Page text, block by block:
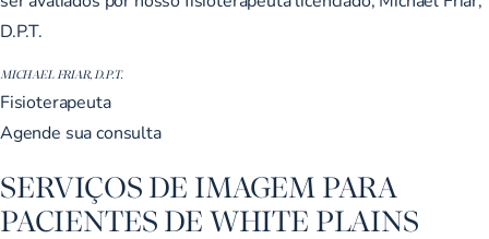
D.P.T.
MICHAEL FRIAR, D.P.T.
Fisioterapeuta
Agende sua consulta
SERVIÇOS DE IMAGEM PARA
PACIENTES DE WHITE PLAINS